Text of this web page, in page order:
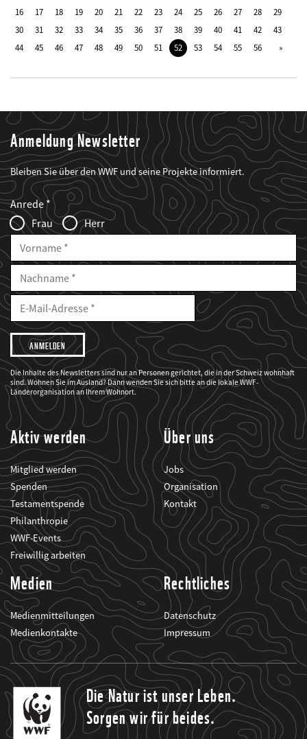
16
17 18 19 20 21 22 23 24 25 26 27 28
29
30
31 32 33 34 35 36 37 38 39 40 41 42
43
44
45 46 47 48 49 50 51 52 53 54 55 56
Anmeldung Newsletter
Bleiben Sie über den WWF und seine Projekte informiert.
Web2Case
Infofelder
Fieldset
anrede_name
Anrede
Frau
Herr
Vorname
Nachname
E-
Mailadresse
E-
Adresse
Ich
möchte,
dass
der
WWF
mich
über
seine
Projekte
informiert.
Die Inhalte des Newsletters sind nur an Personen gerichtet, die in der Schweiz wohnhaft
sind. Wohnen Sie im Ausland? Dann wenden Sie sich bitte an die lokale WWF-
Länderorganisation an Ihrem Wohnort.
Aktiv werden
Mitglied werden
Spenden
Testamentspende
Philanthropie
WWF-Events
Freiwillig arbeiten
Über uns
Jobs
Organisation
Kontakt
Medien
Medienmitteilungen
Medienkontakte
Rechtliches
Datenschutz
Impressum
Die Natur ist unser Leben.
Sorgen wir für beides.